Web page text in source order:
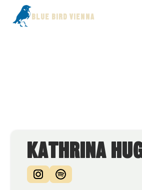
BLUE BIRD VIENNA
KATHRINA